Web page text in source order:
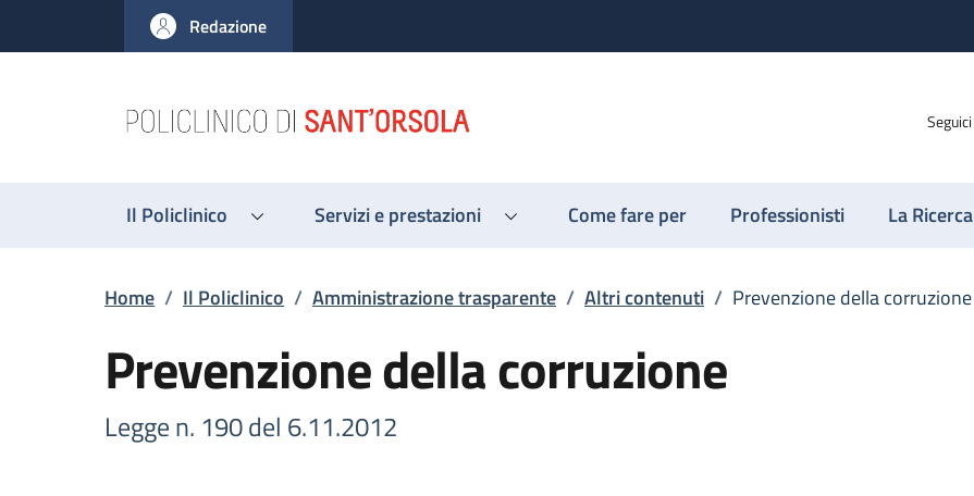
al contenuto principale
to footer content
Redazione
Seguici
Il Policlinico Servizi e prestazioni Come fare per Professionisti La Ricerca
Briciole di pane
Home / Il Policlinico / Amministrazione trasparente / Altri contenuti / Prevenzione della corruzione
Prevenzione della corruzione
Legge n. 190 del 6.11.2012